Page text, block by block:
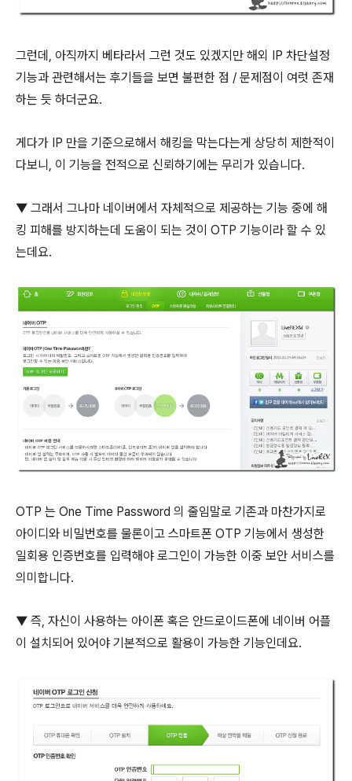
그런데, 아직까지 베타라서 그런 것도 있겠지만 해외 IP 차단설정
기능과 관련해서는 후기들을 보면 불편한 점 / 문제점이 여럿 존재
하는 듯 하더군요.
게다가 IP 만을 기준으로해서 해킹을 막는다는게 상당히 제한적이
다보니, 이 기능을 전적으로 신뢰하기에는 무리가 있습니다.
▼ 그래서 그나마 네이버에서 자체적으로 제공하는 기능 중에 해
킹 피해를 방지하는데 도움이 되는 것이 OTP 기능이라 할 수 있
는데요.
OTP 는 One Time Password 의 줄임말로 기존과 마찬가지로
아이디와 비밀번호를 물론이고 스마트폰 OTP 기능에서 생성한
일회용 인증번호를 입력해야 로그인이 가능한 이중 보안 서비스를
의미합니다.
▼ 즉, 자신이 사용하는 아이폰 혹은 안드로이드폰에 네이버 어플
이 설치되어 있어야 기본적으로 활용이 가능한 기능인데요.